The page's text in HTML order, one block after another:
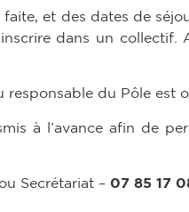
et des dates de
dans un
responsable du Pôle est
à l’avance afin de
ou Secrétariat – 07 85 17